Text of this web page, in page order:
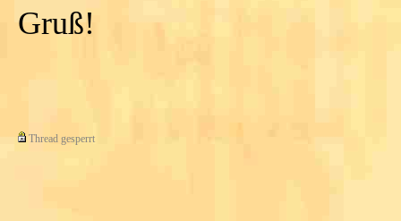
Gruß!
Thread gesperrt